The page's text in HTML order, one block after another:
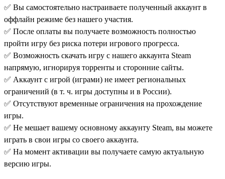
✅ Вы самостоятельно настраиваете полученный аккаунт в
оффлайн режиме без нашего участия.
✅ После оплаты вы получаете возможность полностью
пройти игру без риска потери игрового прогресса.
✅ Возможность скачать игру с нашего аккаунта Steam
напрямую, игнорируя торренты и сторонние сайты.
✅ Аккаунт с игрой (играми) не имеет региональных
ограничений (в т. ч. игры доступны и в России).
✅ Отсутствуют временные ограничения на прохождение
игры.
✅ Не мешает вашему основному аккаунту Steam, вы можете
играть в свои игры со своего аккаунта.
✅ На момент активации вы получаете самую актуальную
версию игры.